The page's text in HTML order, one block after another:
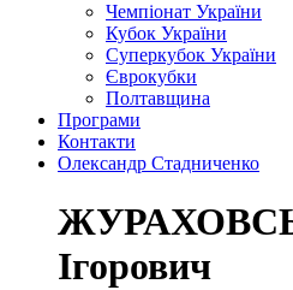
Чемпіонат України
Кубок України
Суперкубок України
Єврокубки
Полтавщина
Програми
Контакти
Олександр Стадниченко
Ігорович